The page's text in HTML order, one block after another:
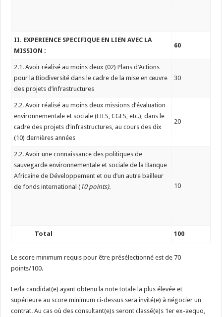
II. EXPERIENCE SPECIFIQUE EN LIEN AVEC LA
MISSION :
60
2.1. Avoir réalisé au moins deux (02) Plans d’Actions
pour la Biodiversité dans le cadre de la mise en œuvre
des projets d’infrastructures
30
2.2. Avoir réalisé au moins deux missions d’évaluation
environnementale et sociale (EIES, CGES, etc.), dans le
cadre des projets d’infrastructures, au cours des dix
(10) dernières années
20
2.2. Avoir une connaissance des politiques de
sauvegarde environnementale et sociale de la Banque
Africaine de Développement et ou d’un autre bailleur
de fonds international ( 10 points). 10
Total 100
Le score minimum requis pour être présélectionné est de 70
points/100.
Le/la candidat(e) ayant obtenu la note totale la plus élevée et
supérieure au score minimum ci-dessus sera invité(e) à négocier un
contrat. Au cas où des consultant(e)s seront classé(e)s 1er ex-aequo,